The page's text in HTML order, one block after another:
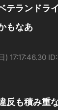
テランドラ
もなあ
) 17:17:46.30
反も積み重